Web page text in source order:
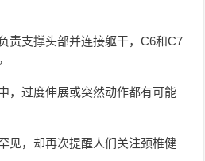
责支撑头部并连接躯干，C6和C7
，过度伸展或突然动作都有可能
见，却再次提醒人们关注颈椎健